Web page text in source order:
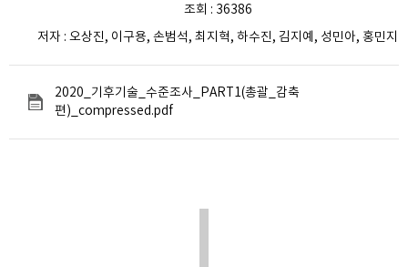
조회 : 36386
저자 : 오상진, 이구용, 손범석, 최지혁, 하수진, 김지예, 성민아, 홍민지
2020_기후기술_수준조사_PART1(총괄_감축
편)_compressed.pdf